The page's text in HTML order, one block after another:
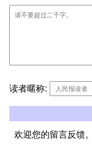
读者暱称:
欢迎您的留言反馈。